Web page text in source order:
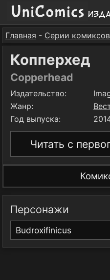
Главная - Серии комиксов
Копперхед
Copperhead
Издательство:
Жанр:
Год выпуска:
Читать с
Персонажи
Budroxifinicus